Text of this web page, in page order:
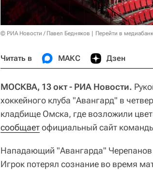
© РИА Новости / Павел Бедняков Перейти в медиабанк
Читать в МАКС Дзен
МОСКВА, 13 окт - РИА Новости.
хоккейного клуба "Авангард" в
кладбище Омска, где возложили
сообщаетофициальный сайт
Нападающий "Авангарда" Черепанов
Игрок потерял сознание во время